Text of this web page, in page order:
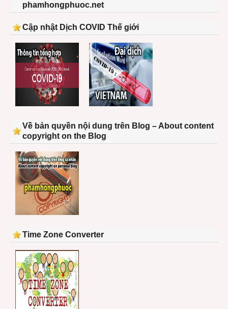
phamhongphuoc.net
Cập nhật Dịch COVID Thế giới
Về bản quyền nội dung trên Blog – About content
copyright on the Blog
Time Zone Converter